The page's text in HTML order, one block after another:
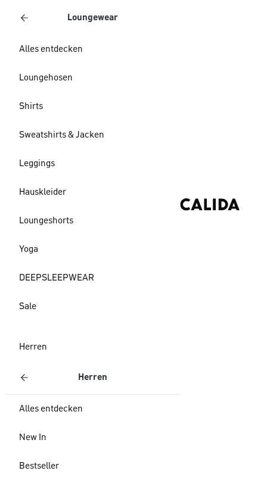
Loungewear
Alles entdecken
Loungehosen
Shirts
Sweatshirts & Jacken
Leggings
Hauskleider
Loungeshorts
Yoga
DEEPSLEEPWEAR
Sale
Herren
Herren
Alles entdecken
New In
Bestseller